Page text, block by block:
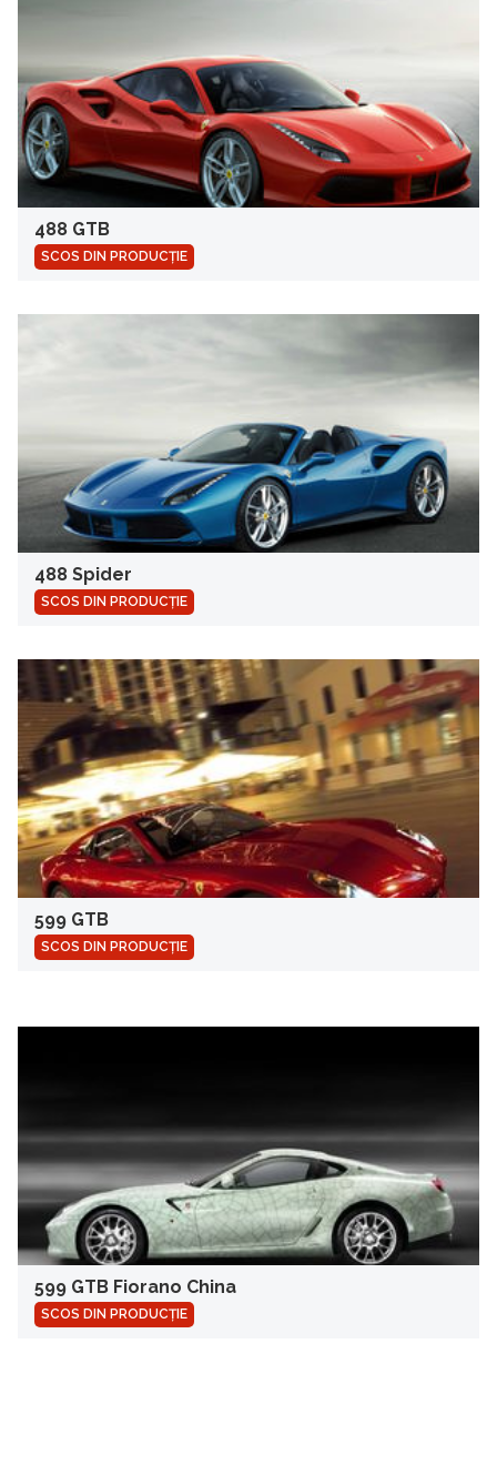
488 GTB
SCOS DIN PRODUCȚIE
488 Spider
SCOS DIN PRODUCȚIE
599 GTB
SCOS DIN PRODUCȚIE
599 GTB Fiorano China
SCOS DIN PRODUCȚIE